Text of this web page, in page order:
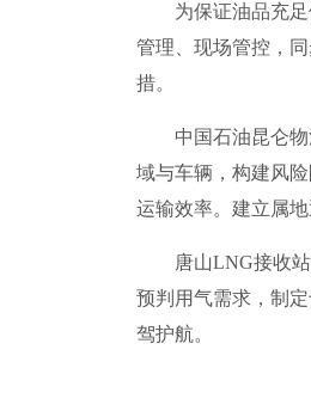
为保证油品充足供
管理、现场管控，
措。
中国石油昆仑物流
域与车辆，构建风
运输效率。建立属
唐山LNG接收站顺
预判用气需求，制
驾护航。